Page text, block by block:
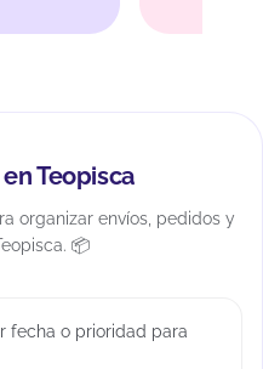
Teopisca
organizar envíos, pedidos y
📦
fecha o prioridad para